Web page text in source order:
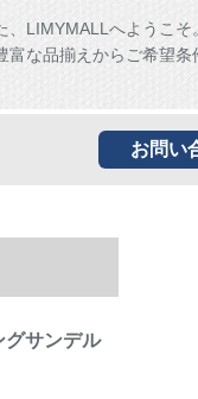
、LIMYMALLへようこそ
富な品揃えからご希望条
お問い
グサンデル